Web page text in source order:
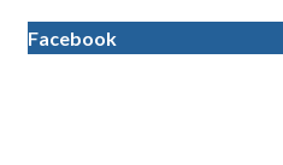
Facebook